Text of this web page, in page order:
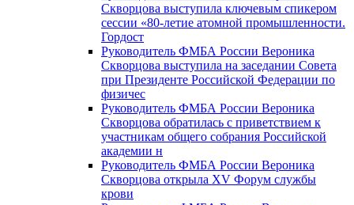
Скворцова выступила ключевым спикером
сессии «80-летие атомной промышленности.
Гордост
Руководитель ФМБА России Вероника
Скворцова выступила на заседании Совета
при Президенте Российской Федерации по
физичес
Руководитель ФМБА России Вероника
Скворцова обратилась с приветствием к
участникам общего собрания Российской
академии н
Руководитель ФМБА России Вероника
Скворцова открыла XV Форум службы
крови